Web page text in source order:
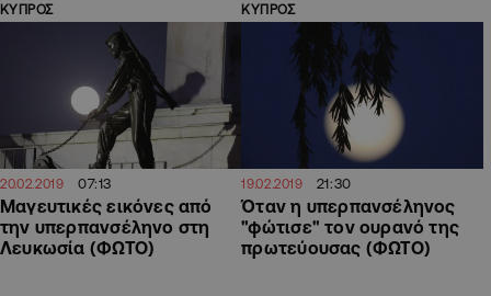
ΚΥΠΡΟΣ
20.02.2019 07:13
Μαγευτικές εικόνες από
την υπερπανσέληνο στη
Λευκωσία (ΦΩΤΟ)
ΚΥΠΡΟΣ
19.02.2019 21:30
Όταν η υπερπανσέληνος
"φώτισε" τον ουρανό της
πρωτεύουσας (ΦΩΤΟ)